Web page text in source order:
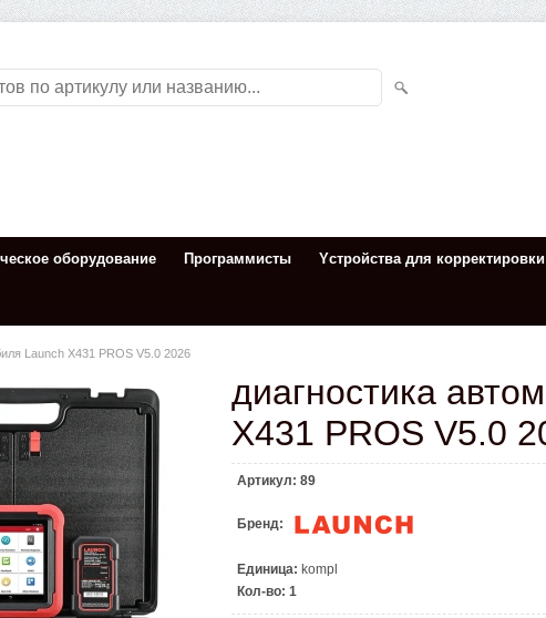
оборудование Программисты Yстройства для
Launch X431 PROS V5.0 2026
диагностика
X431 PROS V5.0
Артикул: 89
Бренд:
Единица: kompl
Кол-во: 1